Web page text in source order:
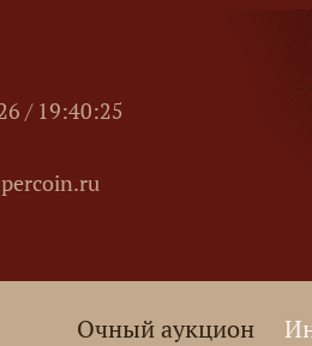
/ 19:40:26
Очный аукцион